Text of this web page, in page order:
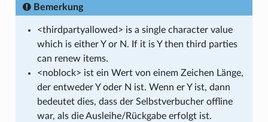
Bemerkung
<thirdpartyallowed> is a single character value
which is either Y or N. If it is Y then third parties
can renew items.
<noblock> ist ein Wert von einem Zeichen Länge,
der entweder Y oder N ist. Wenn er Y ist, dann
bedeutet dies, dass der Selbstverbucher offline
war, als die Ausleihe/Rückgabe erfolgt ist.